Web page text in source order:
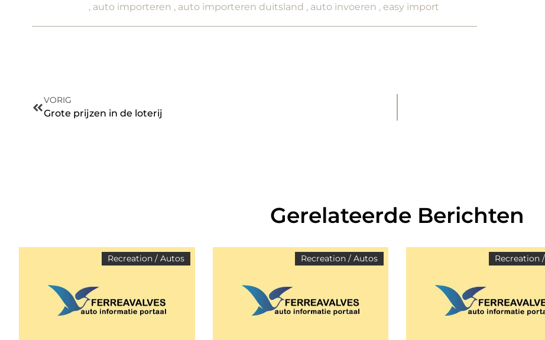
, auto importeren , auto importeren duitsland , auto invoeren , easy import
VORIG
Grote prijzen in de loterij
Gerelateerde Berichten
Recreation / Autos Recreation / Autos Recreation